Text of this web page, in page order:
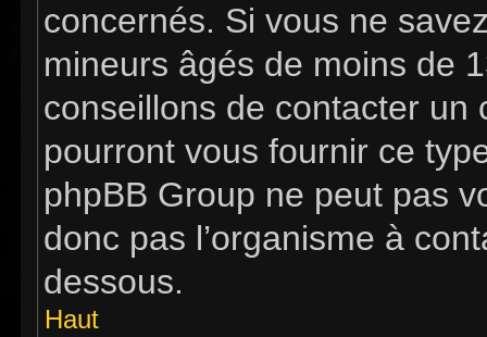
concernés. Si vous ne
mineurs âgés de moins de
conseillons de contacter un
pourront vous fournir ce
phpBB Group ne peut pas
donc pas l’organisme à
dessous.
Haut